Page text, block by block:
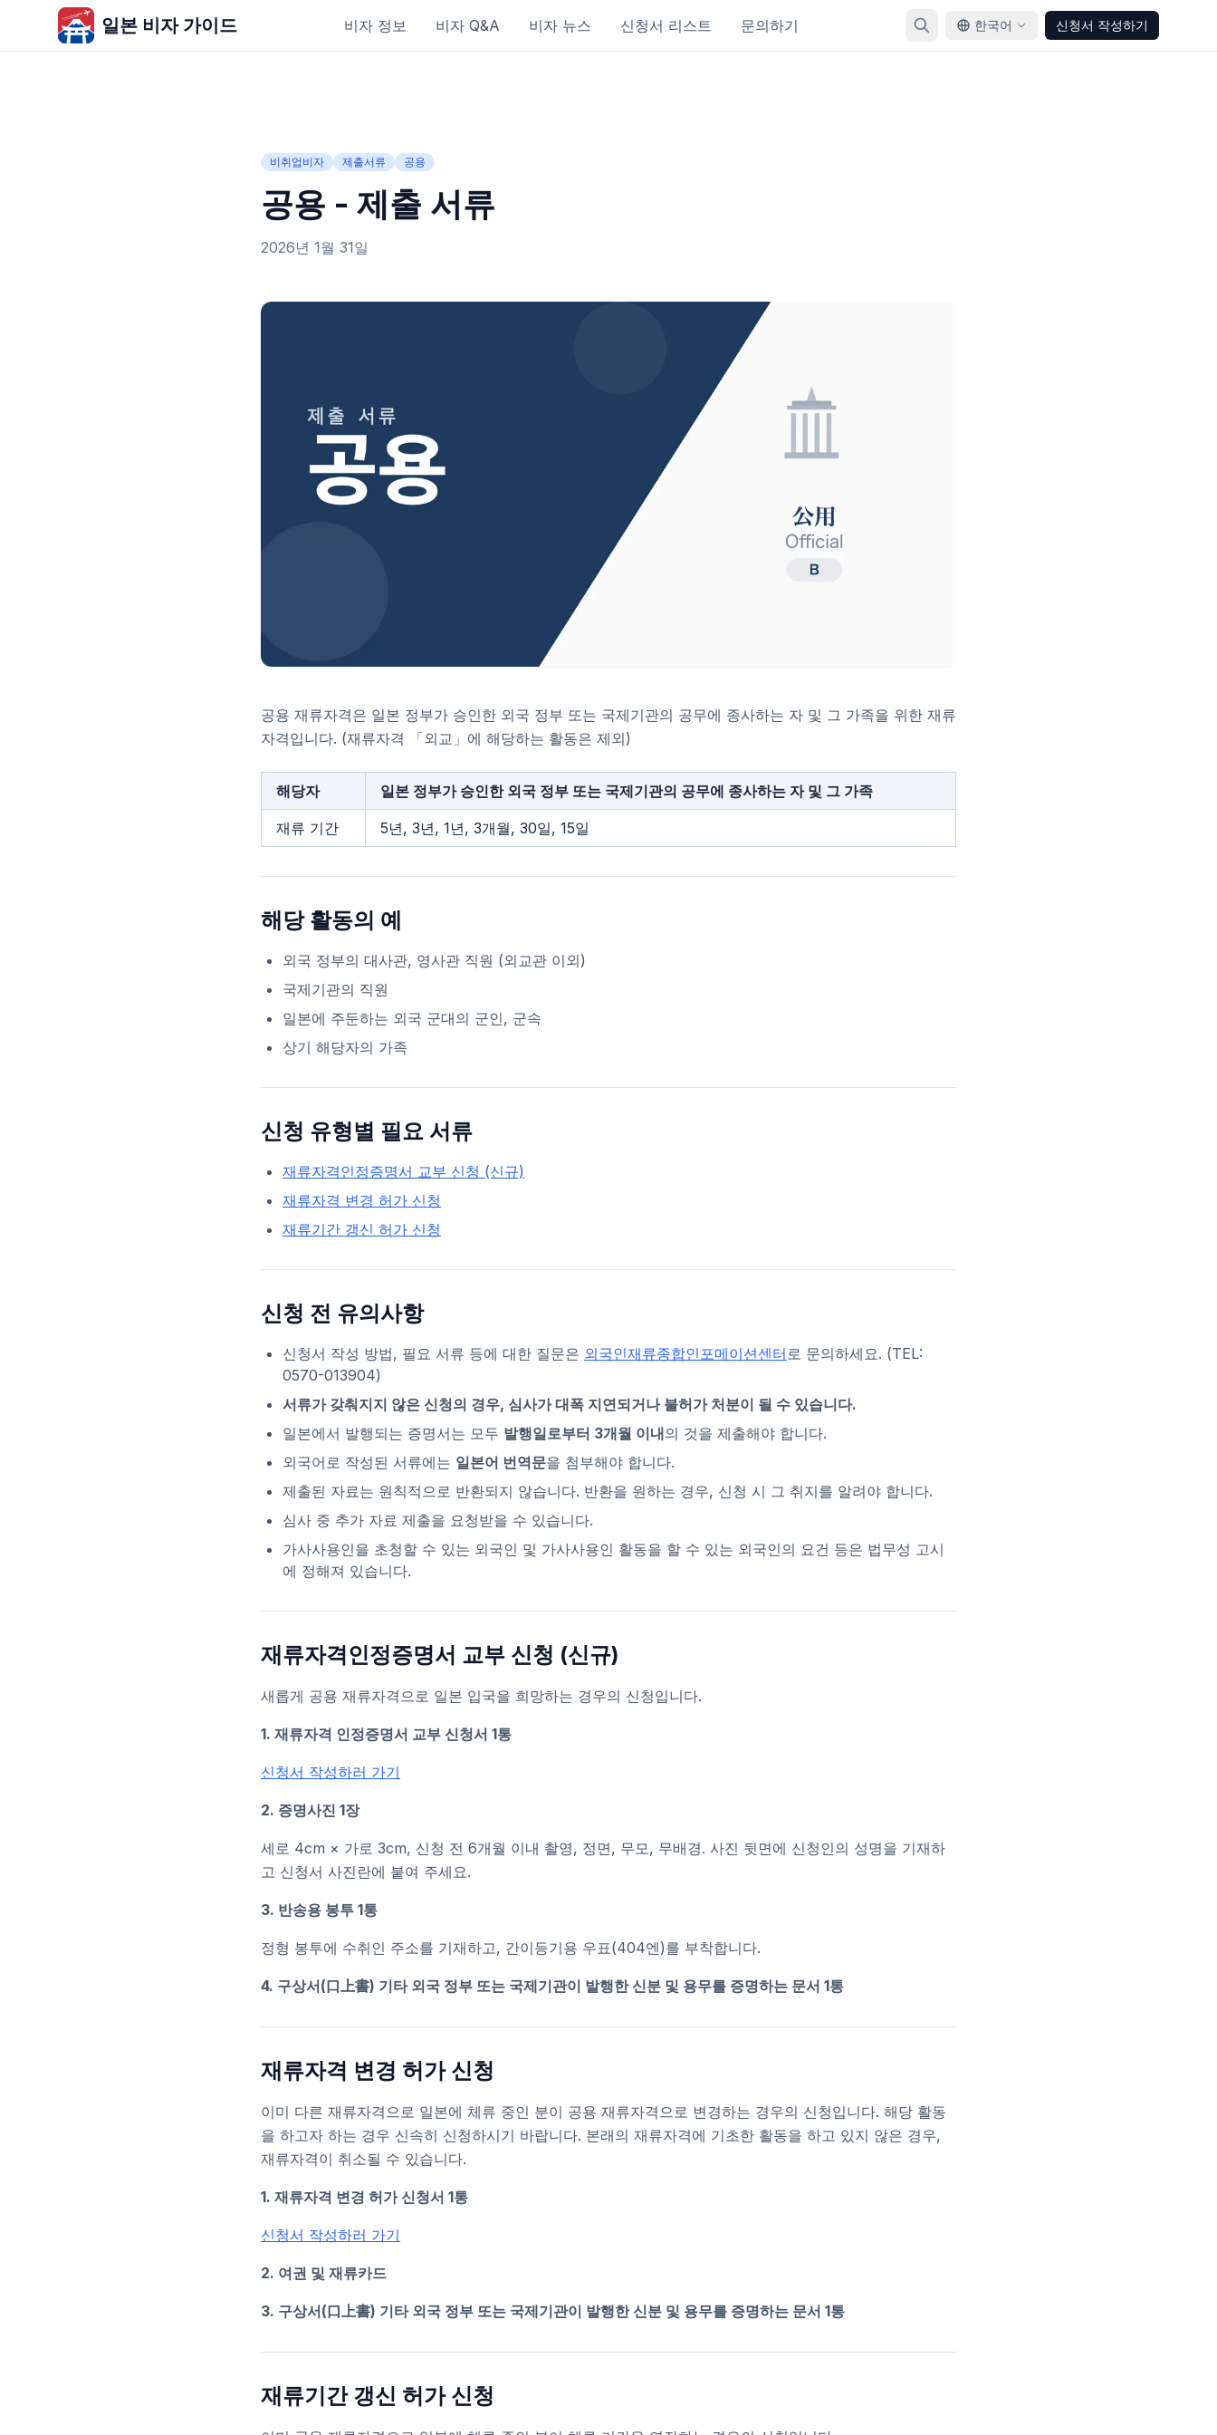
일본 비자 가이드 비자 정보 비자 Q&A 비자 뉴스 신청서 리스트 문의하기 한국어 신청서 작성하기
비취업비자 제출서류 공용
공용 - 제출 서류
2026년 1월 31일
공용 재류자격은 일본 정부가 승인한 외국 정부 또는 국제기관의 공무에 종사하는 자 및 그 가족을 위한 재류
자격입니다. (재류자격 「외교」에 해당하는 활동은 제외)
해당자 일본 정부가 승인한 외국 정부 또는 국제기관의 공무에 종사하는 자 및 그 가족
재류 기간 5년, 3년, 1년, 3개월, 30일, 15일
해당 활동의 예
외국 정부의 대사관, 영사관 직원 (외교관 이외)
국제기관의 직원
일본에 주둔하는 외국 군대의 군인, 군속
상기 해당자의 가족
신청 유형별 필요 서류
재류자격인정증명서 교부 신청 (신규)
재류자격 변경 허가 신청
재류기간 갱신 허가 신청
신청 전 유의사항
신청서 작성 방법, 필요 서류 등에 대한 질문은 외국인재류종합인포메이션센터로 문의하세요. (TEL:
0570-013904)
서류가 갖춰지지 않은 신청의 경우, 심사가 대폭 지연되거나 불허가 처분이 될 수 있습니다.
일본에서 발행되는 증명서는 모두 발행일로부터 3개월 이내의 것을 제출해야 합니다.
외국어로 작성된 서류에는 일본어 번역문을 첨부해야 합니다.
제출된 자료는 원칙적으로 반환되지 않습니다. 반환을 원하는 경우, 신청 시 그 취지를 알려야 합니다.
심사 중 추가 자료 제출을 요청받을 수 있습니다.
가사사용인을 초청할 수 있는 외국인 및 가사사용인 활동을 할 수 있는 외국인의 요건 등은 법무성 고시
에 정해져 있습니다.
재류자격인정증명서 교부 신청 (신규)
새롭게 공용 재류자격으로 일본 입국을 희망하는 경우의 신청입니다.
1. 재류자격 인정증명서 교부 신청서 1통
신청서 작성하러 가기
2. 증명사진 1장
세로 4cm × 가로 3cm, 신청 전 6개월 이내 촬영, 정면, 무모, 무배경. 사진 뒷면에 신청인의 성명을 기재하
고 신청서 사진란에 붙여 주세요.
3. 반송용 봉투 1통
정형 봉투에 수취인 주소를 기재하고, 간이등기용 우표(404엔)를 부착합니다.
4. 구상서(口上書) 기타 외국 정부 또는 국제기관이 발행한 신분 및 용무를 증명하는 문서 1통
재류자격 변경 허가 신청
이미 다른 재류자격으로 일본에 체류 중인 분이 공용 재류자격으로 변경하는 경우의 신청입니다. 해당 활동
을 하고자 하는 경우 신속히 신청하시기 바랍니다. 본래의 재류자격에 기초한 활동을 하고 있지 않은 경우,
재류자격이 취소될 수 있습니다.
1. 재류자격 변경 허가 신청서 1통
신청서 작성하러 가기
2. 여권 및 재류카드
3. 구상서(口上書) 기타 외국 정부 또는 국제기관이 발행한 신분 및 용무를 증명하는 문서 1통
재류기간 갱신 허가 신청